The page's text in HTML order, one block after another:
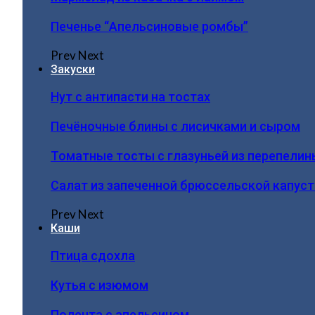
Печенье “Апельсиновые ромбы”
PrevNext
Закуски
Нут с антипасти на тостах
Печёночные блины с лисичками и сыром
Томатные тосты с глазуньей из
Салат из запеченной брюссельской
PrevNext
Каши
Птица сдохла
Кутья с изюмом